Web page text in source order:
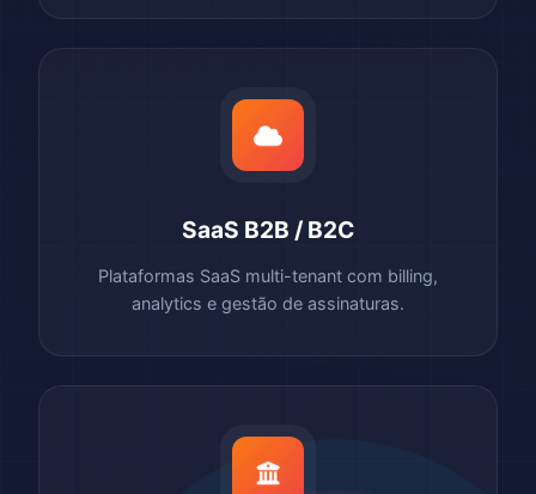
SaaS B2B / B2C
Plataformas SaaS multi-tenant com billing,
analytics e gestão de assinaturas.